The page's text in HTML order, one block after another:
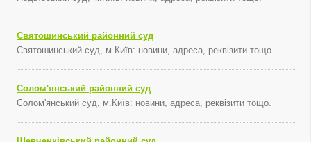
Святошинський районний суд
Святошинський суд, м.Київ: новини, адреса, реквізити тощо.
Солом'янський районний суд
Солом'янський суд, м.Київ: новини, адреса, реквізити тощо.